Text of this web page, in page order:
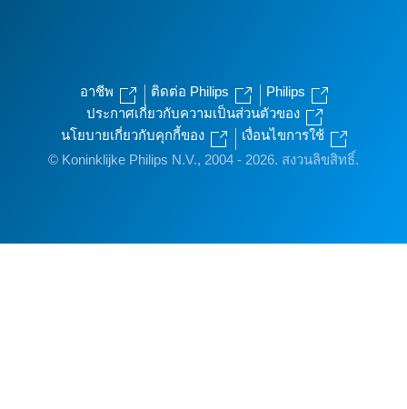
อาชีพ ติดต่อ Philips
Philips
ประกาศเกี่ยวกับความเป็นส่วนตัวของ
นโยบายเกี่ยวกับคุกกี้ของ
เงื่อนไขการใช้
© Koninklijke Philips N.V., 2004 - 2026. สงวนลิขสิทธิ์.